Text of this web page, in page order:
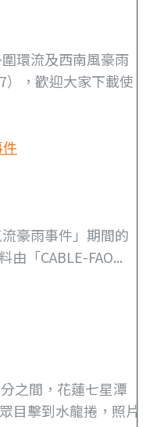
環流及西南風豪雨
，歡迎大家下載使
豪雨事件」期間的
「CABLE-FAO...
之間，花蓮七星潭
目擊到水龍捲，照片